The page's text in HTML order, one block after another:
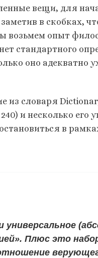
вещи, для
в скобках,
возьмем опыт
стандартного
оно адекватно
из словаря
и несколько его
в
универсальное
Плюс это